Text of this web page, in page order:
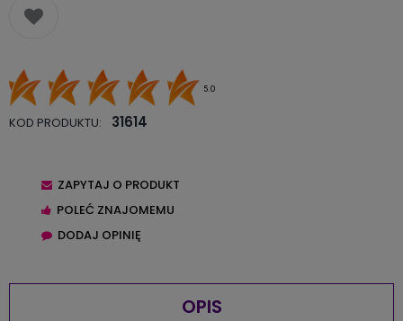
5.0
KOD PRODUKTU: 31614
ZAPYTAJ O PRODUKT
POLEĆ ZNAJOMEMU
DODAJ OPINIĘ
OPIS